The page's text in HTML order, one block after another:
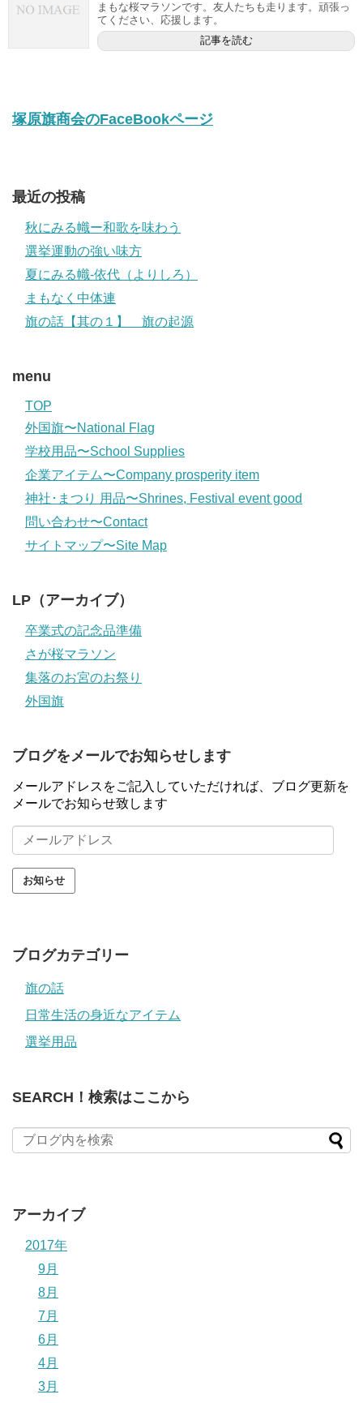
まもな桜マラソンです。友人たちも走ります。頑張っ
てください、応援します。
記事を読む
塚原旗商会のFaceBookページ
最近の投稿
秋にみる幟ー和歌を味わう
選挙運動の強い味方
夏にみる幟-依代（よりしろ）
まもなく中体連
旗の話【其の１】 旗の起源
menu
TOP
外国旗〜National Flag
学校用品〜School Supplies
企業アイテム〜Company prosperity item
神社･まつり 用品〜Shrines, Festival event good
問い合わせ〜Contact
サイトマップ〜Site Map
LP（アーカイブ）
卒業式の記念品準備
さが桜マラソン
集落のお宮のお祭り
外国旗
ブログをメールでお知らせします
メールアドレスをご記入していただければ、ブログ更新を
メールでお知らせ致します
ー
ル
ア
ブログカテゴリー
旗の話
日常生活の身近なアイテム
選挙用品
SEARCH！検索はここから
アーカイブ
2017年
9月
8月
7月
6月
4月
3月